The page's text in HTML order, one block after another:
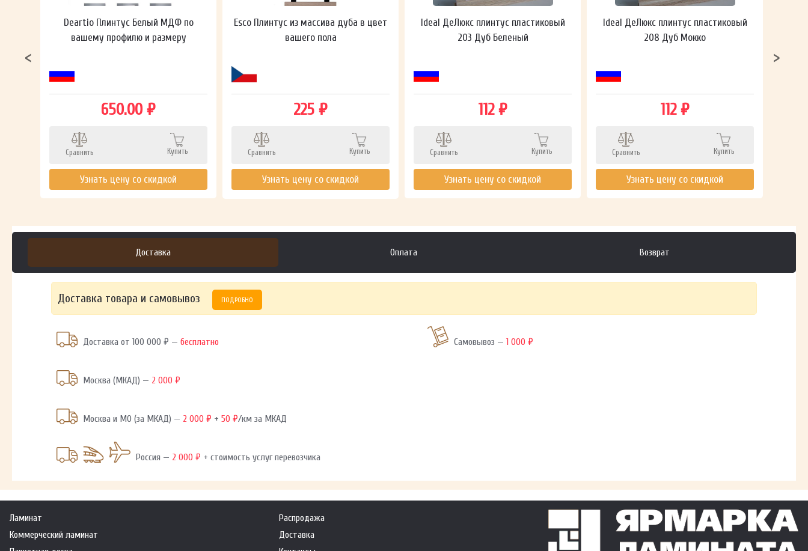
Deartio Плинтус Белый МДФ по
вашему профилю и размеру
650.00 ₽
Сравнить Купить
Узнать цену со скидкой
Esco Плинтус из массива дуба в цвет
вашего пола
225 ₽
Сравнить Купить
Узнать цену со скидкой
Ideal ДеЛюкс плинтус пластиковый
203 Дуб Беленый
112 ₽
Сравнить Купить
Узнать цену со скидкой
Ideal ДеЛюкс плинтус пластиковый
208 Дуб Мокко
112 ₽
Сравнить Купить
Узнать цену со скидкой
Доставка Оплата Возврат
Доставка товара и самовывоз ПОДРОБНО
Доставка от 100 000 ₽ —бесплатно
Москва (МКАД) — 2 000 ₽
Москва и МО (за МКАД) — 2 000 ₽ +50 ₽/км за МКАД
Россия — 2 000 ₽ + стоимость услуг перевозчика
Самовывоз —1 000 ₽
Ламинат
Коммерческий ламинат
Распродажа
Доставка